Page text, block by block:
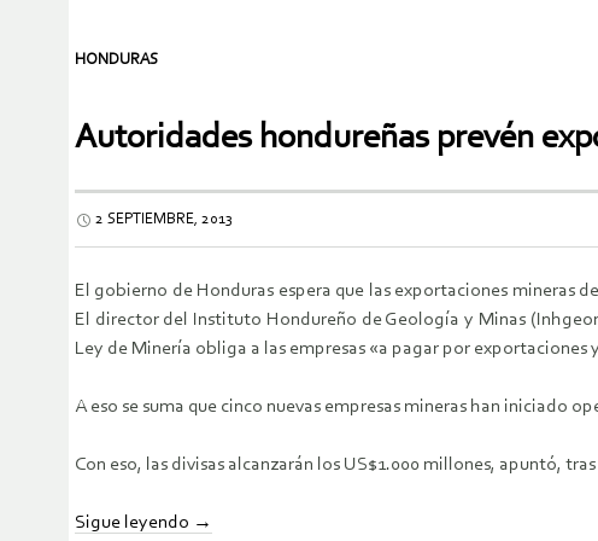
HONDURAS
Autoridades hondureñas prevén
2 SEPTIEMBRE, 2013
El gobierno de Honduras espera que las exportaciones mineras
El director del Instituto Hondureño de Geología y Minas
Ley de Minería obliga a las empresas «a pagar por
A eso se suma que cinco nuevas empresas mineras han iniciado
Con eso, las divisas alcanzarán los US$1.000 millones, apuntó,
Sigue leyendo →